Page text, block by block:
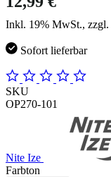
Inkl. 19% MwSt., zzgl.
Sofort lieferbar
SKU
OP270-101
Nite Ize
Farbton